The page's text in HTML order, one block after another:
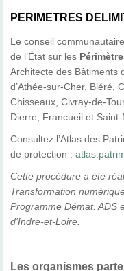
PERIMETRES
Le conseil
de l’État sur les
Architecte des Bâtiments
d’Athée-sur-Cher, Bléré,
Chisseaux, Civray-de-
Dierre, Francueil et Saint-
Consultez l’Atlas des
de protection :
Cette procédure a été
Transformation
Programme Démat. ADS
d’Indre-et-Loire.
Les organismes